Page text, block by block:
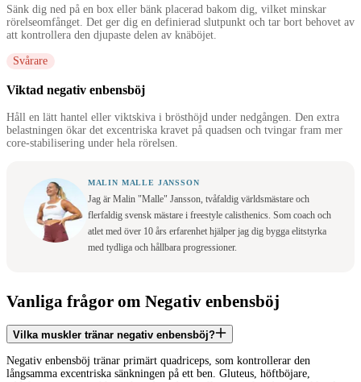
Sänk dig ned på en box eller bänk placerad bakom dig, vilket minskar
rörelseomfånget. Det ger dig en definierad slutpunkt och tar bort behovet av
att kontrollera den djupaste delen av knäböjet.
Svårare
Viktad negativ enbensböj
Håll en lätt hantel eller viktskiva i brösthöjd under nedgången. Den extra
belastningen ökar det excentriska kravet på quadsen och tvingar fram mer
core-stabilisering under hela rörelsen.
MALIN MALLE JANSSON
Jag är Malin "Malle" Jansson, tvåfaldig världsmästare och
flerfaldig svensk mästare i freestyle calisthenics. Som coach och
atlet med över 10 års erfarenhet hjälper jag dig bygga elitstyrka
med tydliga och hållbara progressioner.
Vanliga frågor om Negativ enbensböj
Vilka muskler tränar negativ enbensböj?
Negativ enbensböj tränar primärt quadriceps, som kontrollerar den
långsamma excentriska sänkningen på ett ben. Gluteus, höftböjare,